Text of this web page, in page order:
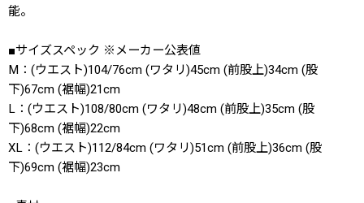
能。
■サイズスペック ※メーカー公表値
M：(ウエスト)104/76cm (ワタリ)45cm (前股上)34cm (股
下)67cm (裾幅)21cm
L：(ウエスト)108/80cm (ワタリ)48cm (前股上)35cm (股
下)68cm (裾幅)22cm
XL：(ウエスト)112/84cm (ワタリ)51cm (前股上)36cm (股
下)69cm (裾幅)23cm